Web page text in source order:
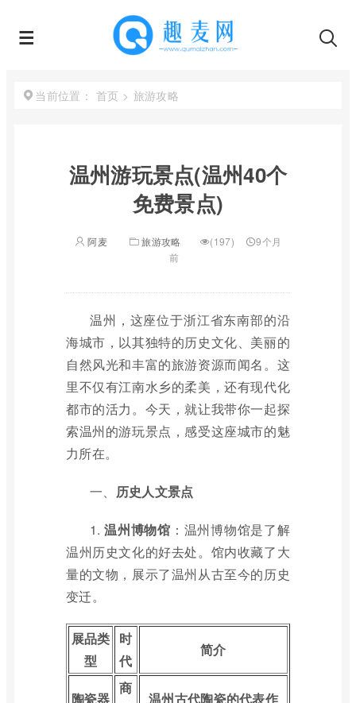
当前位置： 首页 > 旅游攻略
温州游玩景点(温州40个
免费景点)
阿麦 旅游攻略 (197)
9个月
前
温州，这座位于浙江省东南部的沿
海城市，以其独特的历史文化、美丽的
自然风光和丰富的旅游资源而闻名。这
里不仅有江南水乡的柔美，还有现代化
都市的活力。今天，就让我带你一起探
索温州的游玩景点，感受这座城市的魅
力所在。
一、 历史人文景点
1.温州博物馆 ：温州博物馆是了解
温州历史文化的好去处。馆内收藏了大
量的文物，展示了温州从古至今的历史
变迁。
展品类
型
时
代
简介
陶瓷器
商
温州古代陶瓷的代表作